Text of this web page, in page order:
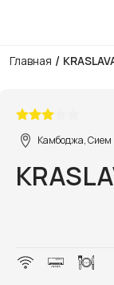
Главная /
Камбоджа, Сием